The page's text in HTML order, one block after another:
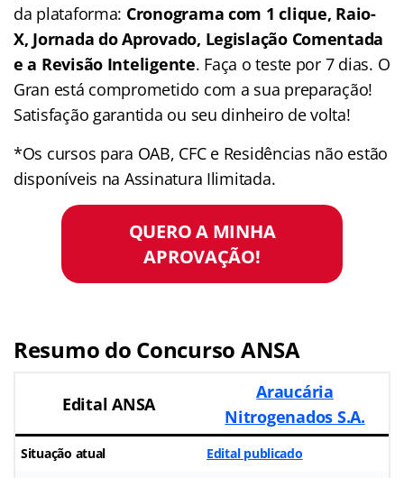
da plataforma: Cronograma com 1 clique, Raio-
X, Jornada do Aprovado, Legislação Comentada
e a Revisão Inteligente. Faça o teste por 7 dias. O
Gran está comprometido com a sua preparação!
Satisfação garantida ou seu dinheiro de volta!
*Os cursos para OAB, CFC e Residências não estão
disponíveis na Assinatura Ilimitada.
QUERO A MINHA
APROVAÇÃO!
Resumo do Concurso ANSA
Edital ANSA
Araucária
Nitrogenados S.A.
Situação atual Edital publicado